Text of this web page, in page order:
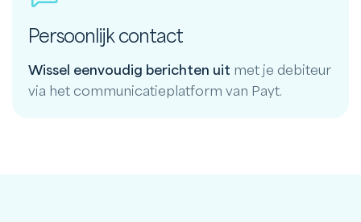
Persoonlijk contact
Wissel eenvoudig berichten uit met je debiteur
via het communicatieplatform van Payt.